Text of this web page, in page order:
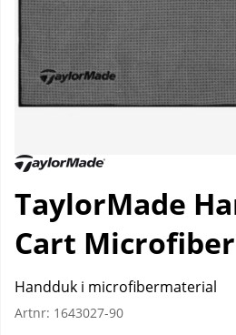
TaylorMade
Cart
Handduk i microfibermaterial
Artnr: 1643027-90